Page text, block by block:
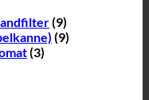
(9)
(9)
(3)